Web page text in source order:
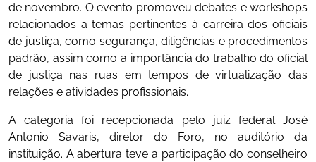
de novembro. O evento promoveu debates e workshops
relacionados a temas pertinentes à carreira dos oficiais
de justiça, como segurança, diligências e procedimentos
padrão, assim como a importância do trabalho do oficial
de justiça nas ruas em tempos de virtualização das
relações e atividades profissionais.
A categoria foi recepcionada pelo juiz federal José
Antonio Savaris, diretor do Foro, no auditório da
instituição. A abertura teve a participação do conselheiro